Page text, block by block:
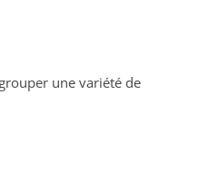
une variété de